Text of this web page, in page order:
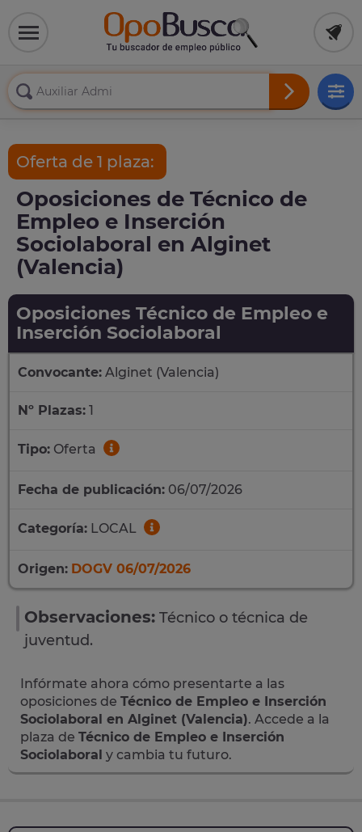
Oferta de 1 plaza:
Oposiciones de Técnico de
Empleo e Inserción
Sociolaboral en Alginet
(Valencia)
Oposiciones Técnico de Empleo e
Inserción Sociolaboral
Convocante: Alginet (Valencia)
Nº Plazas: 1
Tipo: Oferta
Fecha de publicación: 06/07/2026
Categoría: LOCAL
Origen: DOGV 06/07/2026
Observaciones: Técnico o técnica de
juventud.
Infórmate ahora cómo presentarte a las
oposiciones de Técnico de Empleo e Inserción
Sociolaboral en Alginet (Valencia). Accede a la
plaza de Técnico de Empleo e Inserción
Sociolaboral y cambia tu futuro.